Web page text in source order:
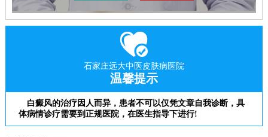
石家庄远大中医皮肤病医院
温馨提示
白癜风的治疗因人而异，患者不可以仅凭文章自我诊断，具
体病情诊疗需要到正规医院，在医生指导下进行!